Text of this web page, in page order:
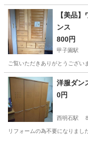
兵庫 明石市 中八木駅
【美品
ンス
800円
甲子園駅
ご覧いただきありがとうござい
兵庫 西宮市 甲子園駅
洋服ダン
0円
西明石駅
リフォームの為不要になりま